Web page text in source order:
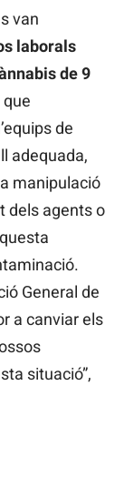
van
laborals
de 9
que
de
adequada,
manipulació
dels agents o
General de
a canviar els
situació”,